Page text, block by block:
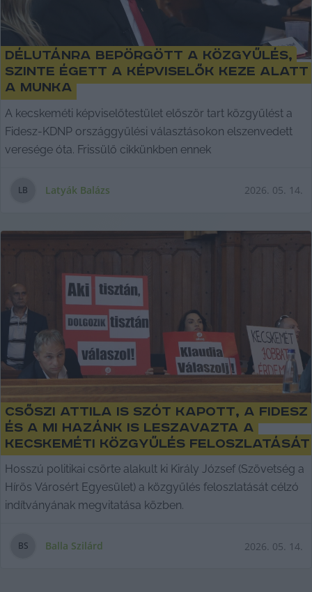
Délutánra bepörgött a közgyűlés,
szinte égett a képviselők keze alatt
a munka
A kecskeméti képviselőtestület először tart közgyűlést a
Fidesz-KDNP országgyűlési választásokon elszenvedett
veresége óta. Frissülő cikkünkben ennek
LB Latyák Balázs 2026. 05. 14.
Csőszi Attila is szót kapott, a Fidesz
és a Mi Hazánk is leszavazta a
kecskeméti közgyűlés feloszlatását
Hosszú politikai csörte alakult ki Király József (Szövetség a
Hírös Városért Egyesület) a közgyűlés feloszlatását célzó
indítványának megvitatása közben.
BS Balla Szilárd 2026. 05. 14.